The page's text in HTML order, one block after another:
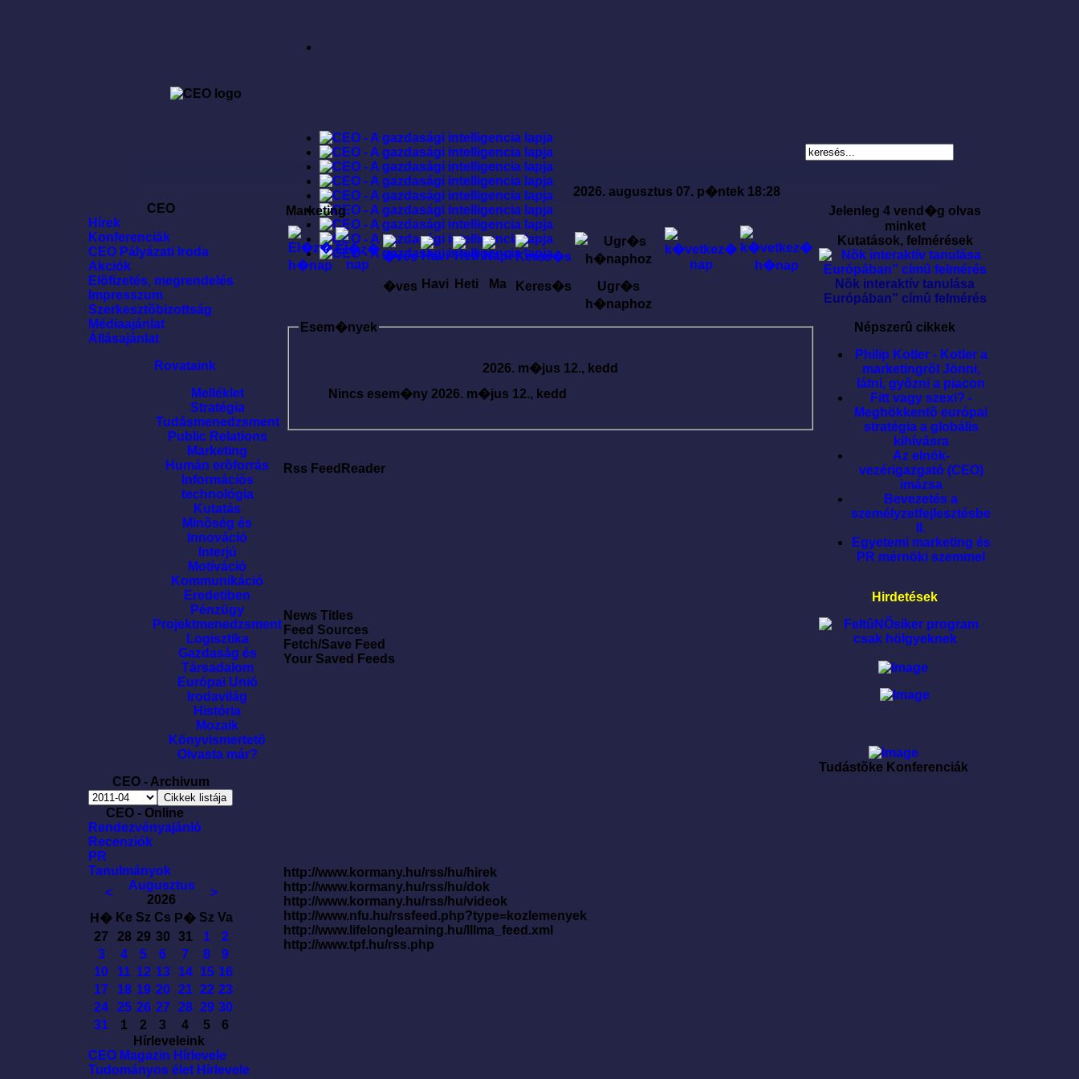
2026. augusztus 07. p�ntek 18:28
CEO
Hírek
Konferenciák
CEO Pályázati Iroda
Akciók
Elõfizetés, megrendelés
Impresszum
Szerkesztõbizottság
Médiaajánlat
Állásajánlat
Rovataink
Melléklet
Stratégia
Tudásmenedzsment
Public Relations
Marketing
Humán erõforrás
Információs
technológia
Kutatás
Minõség és
Innováció
Interjú
Motíváció
Kommunikáció
Eredetiben
Pénzügy
Projektmenedzsment
Logisztika
Gazdaság és
Társadalom
Európai Unió
Irodavilág
História
Mozaik
Könyvismertetõ
Olvasta már?
CEO - Archivum
CEO - Online
Rendezvényajánló
Recenziók
PR
Tanulmányok
<
Augusztus
2026
>
H� Ke Sz Cs P� Sz Va
27
28 29 30 31 1
2
3
4 5 6 7 8
9
10
11 12 13 14 15 16
17
18 19 20 21 22 23
24
25 26 27 28 29 30
31
1 2 3 4 5
6
Hírleveleink
CEO Magazin Hírlevele
Tudományos élet Hírlevele
Marketing
�ves Havi Heti Ma Keres�s
Ugr�s
h�naphoz
Esem�nyek
2026. m�jus 12., kedd
Nincs esem�ny 2026. m�jus 12., kedd
Rss FeedReader
News Titles
Feed Sources
Fetch/Save Feed
Your Saved Feeds
http://www.kormany.hu/rss/hu/hirek
http://www.kormany.hu/rss/hu/dok
http://www.kormany.hu/rss/hu/videok
http://www.nfu.hu/rssfeed.php?type=kozlemenyek
http://www.lifelonglearning.hu/lllma_feed.xml
http://www.tpf.hu/rss.php
Jelenleg 4 vend�g olvas
minket
Kutatások, felmérések
Nõk interaktív tanulása
Európában” címû felmérés
Népszerû cikkek
Philip Kotler - Kotler a
marketingrõl Jönni,
látni, gyõzni a piacon
Fitt vagy szexi? -
Meghökkentõ európai
stratégia a globális
kihívásra
Az elnök-
vezérigazgató (CEO)
imázsa
Bevezetés a
személyzetfejlesztésbe
II.
Egyetemi marketing és
PR mérnöki szemmel
Hirdetések
Tudástõke Konferenciák